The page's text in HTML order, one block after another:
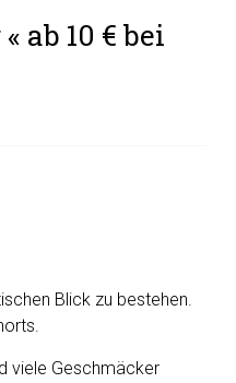
ab 10 € bei
Blick zu bestehen.
viele Geschmäcker